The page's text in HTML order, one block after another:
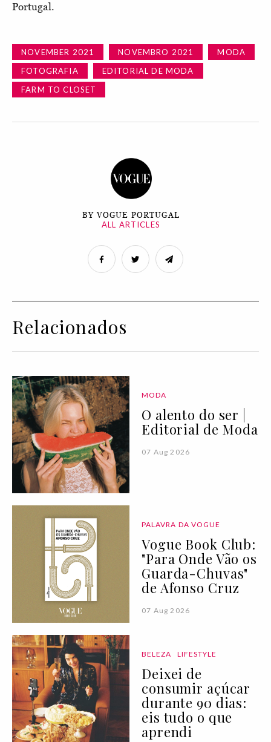
Portugal.
NOVEMBER 2021 NOVEMBRO 2021
MODA
FOTOGRAFIA
EDITORIAL DE MODA
FARM TO CLOSET
BY VOGUE PORTUGAL
ALL ARTICLES
Relacionados
MODA
O alento do ser |
Editorial de Moda
07 Aug 2026
PALAVRA DA VOGUE
Vogue Book Club:
"Para Onde Vão os
Guarda-Chuvas"
de Afonso Cruz
07 Aug 2026
BELEZA LIFESTYLE
Deixei de
consumir açúcar
durante 90 dias:
eis tudo o que
aprendi